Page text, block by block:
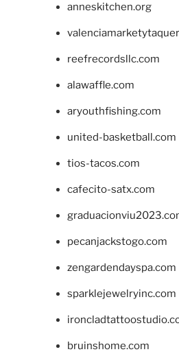
anneskitchen.org
reefrecordsllc.com
alawaffle.com
aryouthfishing.com
united-basketball.com
tios-tacos.com
cafecito-satx.com
pecanjackstogo.com
zengardendayspa.com
sparklejewelryinc.com
bruinshome.com